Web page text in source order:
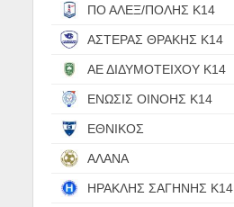
ΠΟ ΑΛΕΞ/ΠΟΛΗΣ Κ14
ΑΣΤΕΡΑΣ ΘΡΑΚΗΣ Κ14
ΑΕ ΔΙΔΥΜΟΤΕΙΧΟΥ Κ14
ΕΝΩΣΙΣ ΟΙΝΟΗΣ Κ14
ΕΘΝΙΚΟΣ
ΑΛΑΝΑ
ΗΡΑΚΛΗΣ ΣΑΓΗΝΗΣ Κ14